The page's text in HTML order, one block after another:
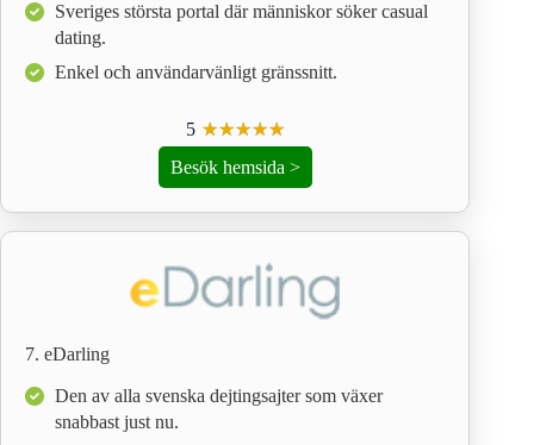
Sveriges största portal där människor söker casual
dating.
Enkel och användarvänligt gränssnitt.
5 ☆☆☆☆☆
★★★★★
Besök hemsida >
7. eDarling
Den av alla svenska dejtingsajter som växer
snabbast just nu.